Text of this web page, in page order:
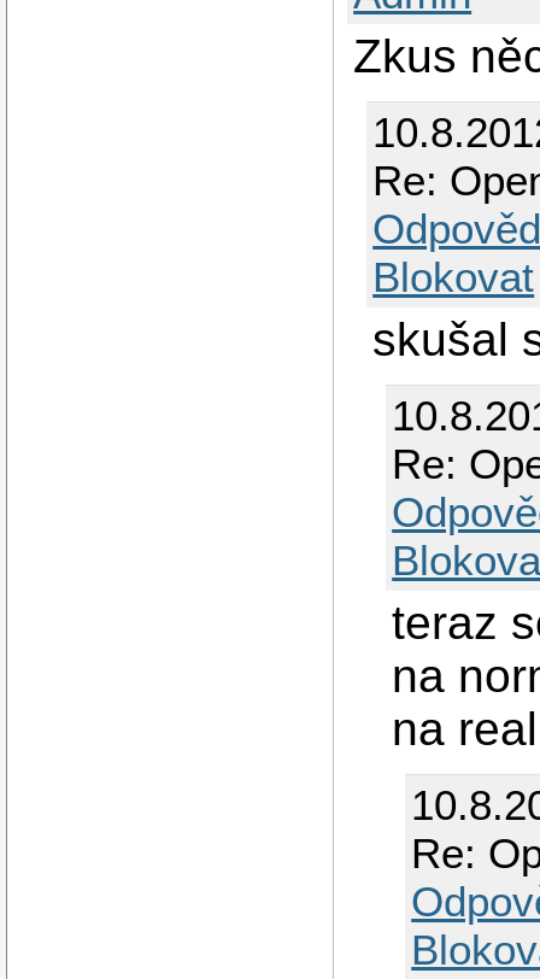
Zkus
Re:
Blokovat
skušal
Re:
teraz
na
na
Re: